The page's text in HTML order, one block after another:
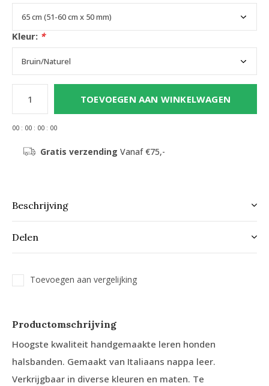
Kleur: *
TOEVOEGEN AAN WINKELWAGEN
00 : 00 : 00 : 00
Gratis verzending Vanaf €75,-
Beschrijving
Delen
Toevoegen aan vergelijking
Productomschrijving
Hoogste kwaliteit handgemaakte leren honden
halsbanden. Gemaakt van Italiaans nappa leer.
Verkrijgbaar in diverse kleuren en maten. Te